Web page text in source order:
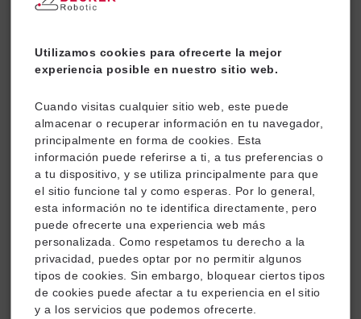
Utilizamos cookies para ofrecerte la mejor
experiencia posible en nuestro sitio web.
Cuando visitas cualquier sitio web, este puede
almacenar o recuperar información en tu navegador,
principalmente en forma de cookies. Esta
información puede referirse a ti, a tus preferencias o
a tu dispositivo, y se utiliza principalmente para que
el sitio funcione tal y como esperas. Por lo general,
esta información no te identifica directamente, pero
puede ofrecerte una experiencia web más
personalizada. Como respetamos tu derecho a la
privacidad, puedes optar por no permitir algunos
tipos de cookies. Sin embargo, bloquear ciertos tipos
de cookies puede afectar a tu experiencia en el sitio
y a los servicios que podemos ofrecerte.
Sistemas robóticos de suministro de
energía (Vacío)
Catálogo de productos y servicios